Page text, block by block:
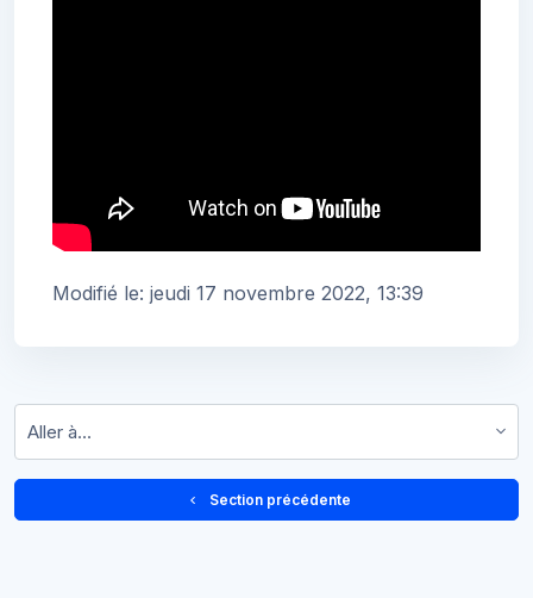
Modifié le: jeudi 17 novembre 2022, 13:39
  Section précédente